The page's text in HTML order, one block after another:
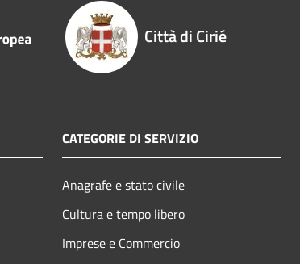
Città di Cirié
CATEGORIE DI SERVIZIO
Anagrafe e stato civile
Cultura e tempo libero
Imprese e Commercio